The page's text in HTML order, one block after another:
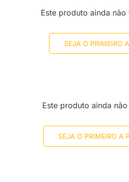
Este produto ainda
SEJA O PRIMEIRO
Este produto ainda
SEJA O PRIMEIRO A